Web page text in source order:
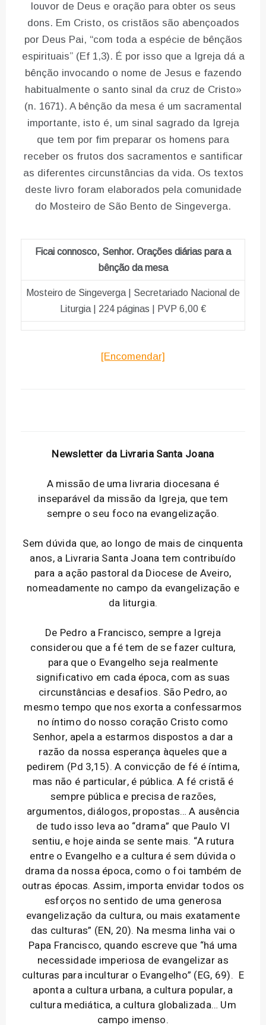
louvor de Deus e oração para obter os seus
dons. Em Cristo, os cristãos são abençoados
por Deus Pai, “com toda a espécie de bênçãos
espirituais” (Ef 1,3). É por isso que a Igreja dá a
bênção invocando o nome de Jesus e fazendo
habitualmente o santo sinal da cruz de Cristo»
(n. 1671). A bênção da mesa é um sacramental
importante, isto é, um sinal sagrado da Igreja
que tem por fim preparar os homens para
receber os frutos dos sacramentos e santificar
as diferentes circunstâncias da vida. Os textos
deste livro foram elaborados pela comunidade
do Mosteiro de São Bento de Singeverga.
Ficai connosco, Senhor. Orações diárias para a
bênção da mesa
Mosteiro de Singeverga | Secretariado Nacional de
Liturgia | 224 páginas | PVP 6,00 €
[Encomendar]
Newsletter da Livraria Santa Joana
A missão de uma livraria diocesana é
inseparável da missão da Igreja, que tem
sempre o seu foco na evangelização.
Sem dúvida que, ao longo de mais de cinquenta
anos, a Livraria Santa Joana tem contribuído
para a ação pastoral da Diocese de Aveiro,
nomeadamente no campo da evangelização e
da liturgia.
De Pedro a Francisco, sempre a Igreja
considerou que a fé tem de se fazer cultura,
para que o Evangelho seja realmente
significativo em cada época, com as suas
circunstâncias e desafios. São Pedro, ao
mesmo tempo que nos exorta a confessarmos
no íntimo do nosso coração Cristo como
Senhor, apela a estarmos dispostos a dar a
razão da nossa esperança àqueles que a
pedirem (Pd 3,15). A convicção de fé é íntima,
mas não é particular, é pública. A fé cristã é
sempre pública e precisa de razões,
argumentos, diálogos, propostas… A ausência
de tudo isso leva ao “drama” que Paulo VI
sentiu, e hoje ainda se sente mais. “A rutura
entre o Evangelho e a cultura é sem dúvida o
drama da nossa época, como o foi também de
outras épocas. Assim, importa envidar todos os
esforços no sentido de uma generosa
evangelização da cultura, ou mais exatamente
das culturas” (EN, 20). Na mesma linha vai o
Papa Francisco, quando escreve que “há uma
necessidade imperiosa de evangelizar as
culturas para inculturar o Evangelho” (EG, 69). E
aponta a cultura urbana, a cultura popular, a
cultura mediática, a cultura globalizada… Um
campo imenso.